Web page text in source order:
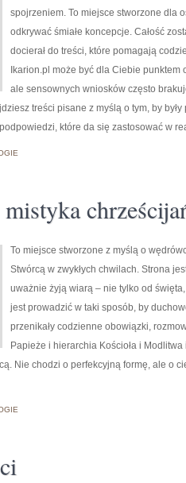
spojrzeniem. To miejsce stworzone dla
odkrywać śmiałe koncepcje. Całość
docierał do treści, które pomagają
Ikarion.pl może być dla Ciebie
ale sensownych wniosków często
treści pisane z myślą o tym, by
które da się zastosować w
To miejsce stworzone z myślą o
Stwórcą w zwykłych chwilach. Strona
uważnie żyją wiarą – nie tylko od
jest prowadzić w taki sposób, by
przenikały codzienne obowiązki,
Papieże i hierarchia Kościoła i
Nie chodzi o perfekcyjną formę, ale o